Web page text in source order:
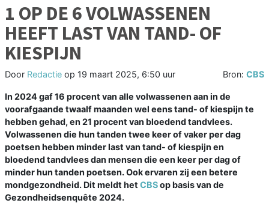
1 OP DE 6 VOLWASSENEN
HEEFT LAST VAN TAND- OF
KIESPIJN
Door Redactie op 19 maart 2025, 6:50 uur Bron: CBS
In 2024 gaf 16 procent van alle volwassenen aan in de
voorafgaande twaalf maanden wel eens tand- of kiespijn te
hebben gehad, en 21 procent van bloedend tandvlees.
Volwassenen die hun tanden twee keer of vaker per dag
poetsen hebben minder last van tand- of kiespijn en
bloedend tandvlees dan mensen die een keer per dag of
minder hun tanden poetsen. Ook ervaren zij een betere
mondgezondheid. Dit meldt het CBSop basis van de
Gezondheidsenquête 2024.